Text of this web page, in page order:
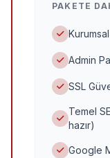
PAKETE
Admin
SSL
Temel
hazır)
Google